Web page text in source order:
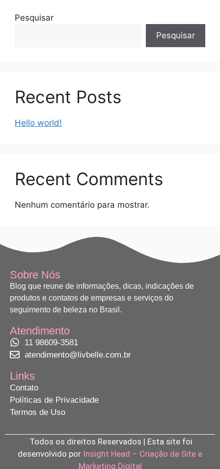
Pesquisar
Pesquisar
Recent Posts
Hello world!
Recent Comments
Nenhum comentário para mostrar.
Sobre Nós
Blog que reune de informações, dicas, indicações de
produtos e contatos de empresas e serviços do
seguimento de beleza no Brasil.
Atendimento
11 98609-3581
atendimento@livbelle.com.br
Links
Contato
Políticas de Privacidade
Termos de Uso
Todos os direitos Reservados | Esta site foi
desenvolvido por Insight Head – Criação de Site e
Marketing Digital